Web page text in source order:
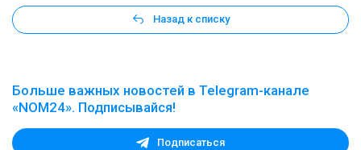
Назад к списку
Больше важных новостей в Telegram-канале
«NOM24». Подписывайся!
Подписаться